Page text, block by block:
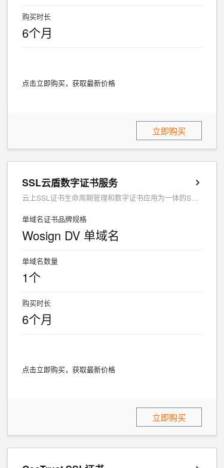
购买时长
6个月
点击立即购买，获取最新价格
立即购买
SSL云盾数字证书服务
单域名证书品牌规格
Wosign DV 单域名
单域名数量
1个
购买时长
6个月
点击立即购买，获取最新价格
立即购买